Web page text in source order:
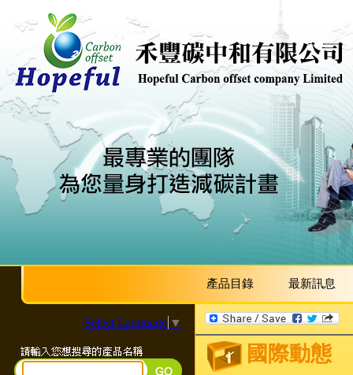
產品目錄 最新訊息
Select Language ▼
國際動態